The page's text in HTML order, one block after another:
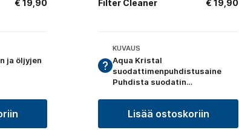
€ 19,90
ja öljyjen
Filter Cleaner € 19,90
KUVAUS
Aqua Kristal
suodattimenpuhdistusaine
Puhdista suodatin…
Lisää ostoskoriin